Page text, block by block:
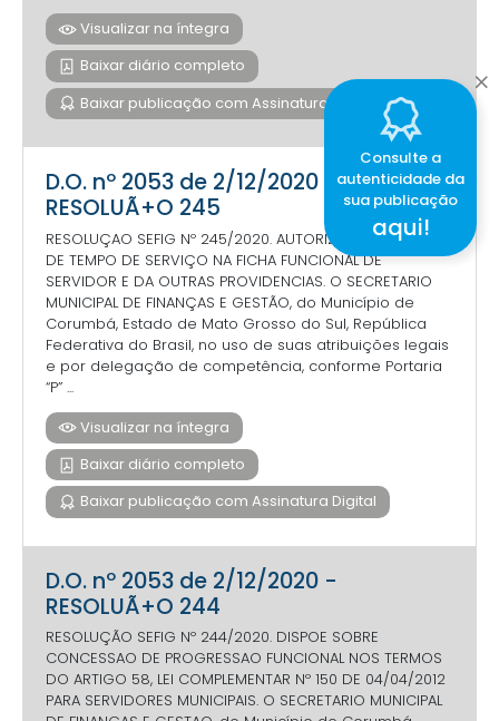
Visualizar na íntegra
Baixar diário completo
Baixar publicação com Assinatura Digital
D.O. nº 2053 de 2/12/2020 -
RESOLUÃ+O 245
RESOLUÇAO SEFIG Nº 245/2020. AUTORIZA AVERBAÇAO
DE TEMPO DE SERVIÇO NA FICHA FUNCIONAL DE
SERVIDOR E DA OUTRAS PROVIDENCIAS. O SECRETARIO
MUNICIPAL DE FINANÇAS E GESTÃO, do Município de
Corumbá, Estado de Mato Grosso do Sul, República
Federativa do Brasil, no uso de suas atribuições legais
e por delegação de competência, conforme Portaria
“P” ...
Visualizar na íntegra
Baixar diário completo
Baixar publicação com Assinatura Digital
D.O. nº 2053 de 2/12/2020 -
RESOLUÃ+O 244
RESOLUÇÃO SEFIG Nº 244/2020. DISPOE SOBRE
CONCESSAO DE PROGRESSAO FUNCIONAL NOS TERMOS
DO ARTIGO 58, LEI COMPLEMENTAR Nº 150 DE 04/04/2012
PARA SERVIDORES MUNICIPAIS. O SECRETARIO MUNICIPAL
Consulte a
autenticidade da
sua publicação
aqui!